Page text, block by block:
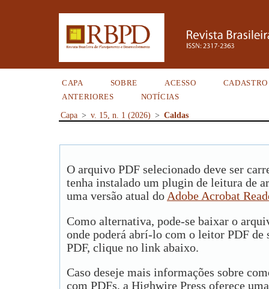
CAPA SOBRE ACESSO
CADASTRO
ANTERIORES
NOTÍCIAS
Capa > v. 15, n. 1 (2026) > Caldas
O arquivo PDF selecionado deve ser
tenha instalado um plugin de leitura de
uma versão atual do Adobe Acrobat
Como alternativa, pode-se baixar o
onde poderá abrí-lo com o leitor PDF de
PDF, clique no link abaixo.
Caso deseje mais informações sobre
com PDFs, a Highwire Press oferece